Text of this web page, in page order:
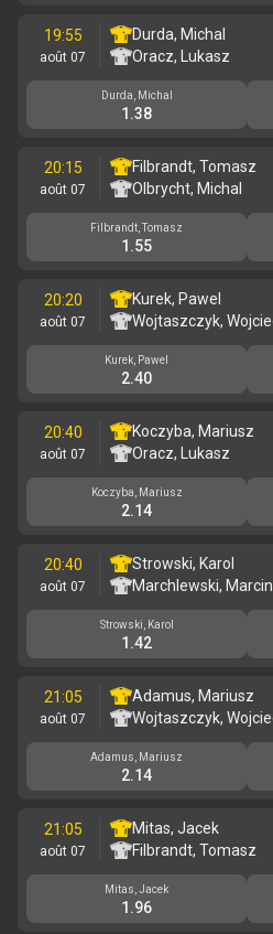
19:55
août 07
Durda, Michal
Oracz, Lukasz
Durda, Michal
1.38
20:15
août 07
Filbrandt, Tomasz
Olbrycht, Michal
Filbrandt, Tomasz
1.55
20:20
août 07
Kurek, Pawel
Wojtaszczyk,
Kurek, Pawel
2.40
20:40
août 07
Koczyba, Mariusz
Oracz, Lukasz
Koczyba, Mariusz
2.14
20:40
août 07
Strowski, Karol
Marchlewski, Marcin
Strowski, Karol
1.42
21:05
août 07
Adamus, Mariusz
Wojtaszczyk,
Adamus, Mariusz
2.14
21:05
août 07
Mitas, Jacek
Filbrandt, Tomasz
Mitas, Jacek
1.96